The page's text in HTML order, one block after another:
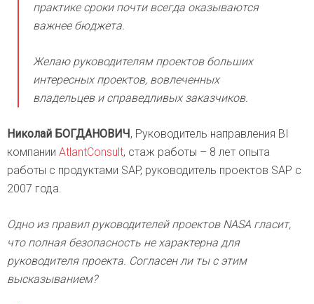
практике сроки почти всегда оказываются
важнее бюджета.
Желаю руководителям проектов больших
интересных проектов, вовлеченных
владельцев и справедливых заказчиков.
Николай БОГДАНОВИЧ , Руководитель направления BI
компании AtlantConsult, стаж работы – 8 лет опыта
работы с продуктами SAP, руководитель проектов SAP с
2007 года.
Одно из правил руководителей проектов NASA гласит,
что полная безопасность не характерна для
руководителя проекта. Согласен ли ты с этим
высказыванием?